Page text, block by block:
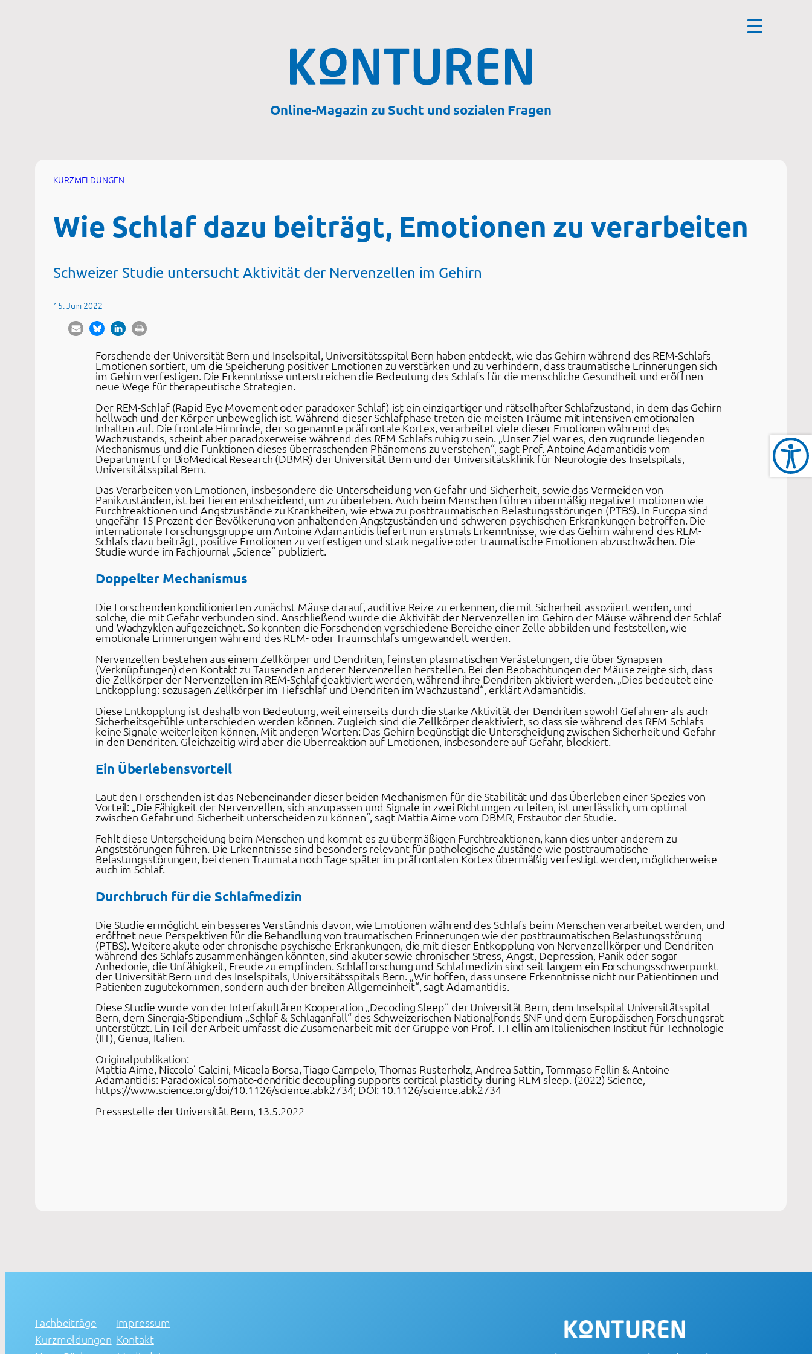
Online-Magazin zu Sucht und sozialen Fragen
KURZMELDUNGEN
Wie Schlaf dazu beiträgt, Emotionen zu verarbeiten
Schweizer Studie untersucht Aktivität der Nervenzellen im Gehirn
15. Juni 2022
Forschende der Universität Bern und Inselspital, Universitätsspital Bern haben entdeckt, wie das Gehirn während des REM-Schlafs
Emotionen sortiert, um die Speicherung positiver Emotionen zu verstärken und zu verhindern, dass traumatische Erinnerungen sich
im Gehirn verfestigen. Die Erkenntnisse unterstreichen die Bedeutung des Schlafs für die menschliche Gesundheit und eröffnen
neue Wege für therapeutische Strategien.
Der REM-Schlaf (Rapid Eye Movement oder paradoxer Schlaf) ist ein einzigartiger und rätselhafter Schlafzustand, in dem das Gehirn
hellwach und der Körper unbeweglich ist. Während dieser Schlafphase treten die meisten Träume mit intensiven emotionalen
Inhalten auf. Die frontale Hirnrinde, der so genannte präfrontale Kortex, verarbeitet viele dieser Emotionen während des
Wachzustands, scheint aber paradoxerweise während des REM-Schlafs ruhig zu sein. „Unser Ziel war es, den zugrunde liegenden
Mechanismus und die Funktionen dieses überraschenden Phänomens zu verstehen“, sagt Prof. Antoine Adamantidis vom
Department for BioMedical Research (DBMR) der Universität Bern und der Universitätsklinik für Neurologie des Inselspitals,
Universitätsspital Bern.
Das Verarbeiten von Emotionen, insbesondere die Unterscheidung von Gefahr und Sicherheit, sowie das Vermeiden von
Panikzuständen, ist bei Tieren entscheidend, um zu überleben. Auch beim Menschen führen übermäßig negative Emotionen wie
Furchtreaktionen und Angstzustände zu Krankheiten, wie etwa zu posttraumatischen Belastungsstörungen (PTBS). In Europa sind
ungefähr 15 Prozent der Bevölkerung von anhaltenden Angstzuständen und schweren psychischen Erkrankungen betroffen. Die
internationale Forschungsgruppe um Antoine Adamantidis liefert nun erstmals Erkenntnisse, wie das Gehirn während des REM-
Schlafs dazu beiträgt, positive Emotionen zu verfestigen und stark negative oder traumatische Emotionen abzuschwächen. Die
Studie wurde im Fachjournal „Science“ publiziert.
Doppelter Mechanismus
Die Forschenden konditionierten zunächst Mäuse darauf, auditive Reize zu erkennen, die mit Sicherheit assoziiert werden, und
solche, die mit Gefahr verbunden sind. Anschließend wurde die Aktivität der Nervenzellen im Gehirn der Mäuse während der Schlaf-
und Wachzyklen aufgezeichnet. So konnten die Forschenden verschiedene Bereiche einer Zelle abbilden und feststellen, wie
emotionale Erinnerungen während des REM- oder Traumschlafs umgewandelt werden.
Nervenzellen bestehen aus einem Zellkörper und Dendriten, feinsten plasmatischen Verästelungen, die über Synapsen
(Verknüpfungen) den Kontakt zu Tausenden anderer Nervenzellen herstellen. Bei den Beobachtungen der Mäuse zeigte sich, dass
die Zellkörper der Nervenzellen im REM-Schlaf deaktiviert werden, während ihre Dendriten aktiviert werden. „Dies bedeutet eine
Entkopplung: sozusagen Zellkörper im Tiefschlaf und Dendriten im Wachzustand“, erklärt Adamantidis.
Diese Entkopplung ist deshalb von Bedeutung, weil einerseits durch die starke Aktivität der Dendriten sowohl Gefahren- als auch
Sicherheitsgefühle unterschieden werden können. Zugleich sind die Zellkörper deaktiviert, so dass sie während des REM-Schlafs
keine Signale weiterleiten können. Mit anderen Worten: Das Gehirn begünstigt die Unterscheidung zwischen Sicherheit und Gefahr
in den Dendriten. Gleichzeitig wird aber die Überreaktion auf Emotionen, insbesondere auf Gefahr, blockiert.
Ein Überlebensvorteil
Laut den Forschenden ist das Nebeneinander dieser beiden Mechanismen für die Stabilität und das Überleben einer Spezies von
Vorteil: „Die Fähigkeit der Nervenzellen, sich anzupassen und Signale in zwei Richtungen zu leiten, ist unerlässlich, um optimal
zwischen Gefahr und Sicherheit unterscheiden zu können“, sagt Mattia Aime vom DBMR, Erstautor der Studie.
Fehlt diese Unterscheidung beim Menschen und kommt es zu übermäßigen Furchtreaktionen, kann dies unter anderem zu
Angststörungen führen. Die Erkenntnisse sind besonders relevant für pathologische Zustände wie posttraumatische
Belastungsstörungen, bei denen Traumata noch Tage später im präfrontalen Kortex übermäßig verfestigt werden, möglicherweise
auch im Schlaf.
Durchbruch für die Schlafmedizin
Die Studie ermöglicht ein besseres Verständnis davon, wie Emotionen während des Schlafs beim Menschen verarbeitet werden, und
eröffnet neue Perspektiven für die Behandlung von traumatischen Erinnerungen wie der posttraumatischen Belastungsstörung
(PTBS). Weitere akute oder chronische psychische Erkrankungen, die mit dieser Entkopplung von Nervenzellkörper und Dendriten
während des Schlafs zusammenhängen könnten, sind akuter sowie chronischer Stress, Angst, Depression, Panik oder sogar
Anhedonie, die Unfähigkeit, Freude zu empfinden. Schlafforschung und Schlafmedizin sind seit langem ein Forschungsschwerpunkt
der Universität Bern und des Inselspitals, Universitätsspitals Bern. „Wir hoffen, dass unsere Erkenntnisse nicht nur Patientinnen und
Patienten zugutekommen, sondern auch der breiten Allgemeinheit“, sagt Adamantidis.
Diese Studie wurde von der Interfakultären Kooperation „Decoding Sleep“ der Universität Bern, dem Inselspital Universitätsspital
Bern, dem Sinergia-Stipendium „Schlaf & Schlaganfall“ des Schweizerischen Nationalfonds SNF und dem Europäischen Forschungsrat
unterstützt. Ein Teil der Arbeit umfasst die Zusamenarbeit mit der Gruppe von Prof. T. Fellin am Italienischen Institut für Technologie
(IIT), Genua, Italien.
Originalpublikation:
Mattia Aime, Niccolo’ Calcini, Micaela Borsa, Tiago Campelo, Thomas Rusterholz, Andrea Sattin, Tommaso Fellin & Antoine
Adamantidis: Paradoxical somato-dendritic decoupling supports cortical plasticity during REM sleep. (2022) Science,
https://www.science.org/doi/10.1126/science.abk2734; DOI: 10.1126/science.abk2734
Pressestelle der Universität Bern, 13.5.2022
Fachbeiträge
Kurzmeldungen
Impressum
Kontakt